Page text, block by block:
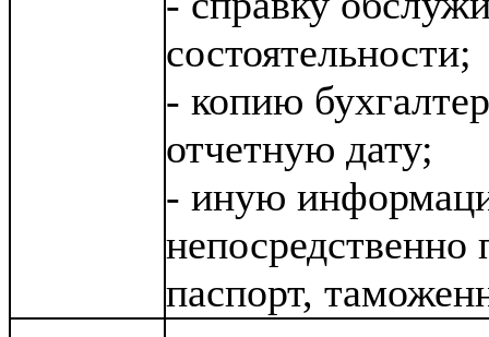
состоятельности;
- копию
отчетную дату;
- иную
непосредственно
паспорт,